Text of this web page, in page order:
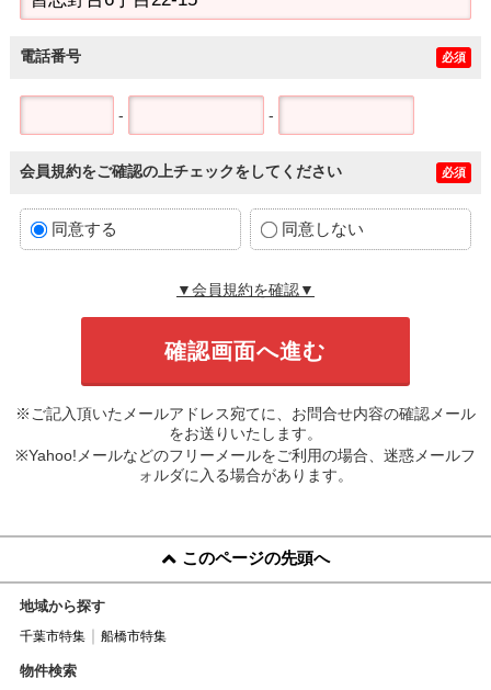
電話番号 必須
- -
会員規約をご確認の上チェックをしてください 必須
同意する 同意しない
▼会員規約を確認▼
※ご記入頂いたメールアドレス宛てに、お問合せ内容の確認メール
をお送りいたします。
※Yahoo!メールなどのフリーメールをご利用の場合、迷惑メールフ
ォルダに入る場合があります。
このページの先頭へ
地域から探す
千葉市特集 船橋市特集
物件検索